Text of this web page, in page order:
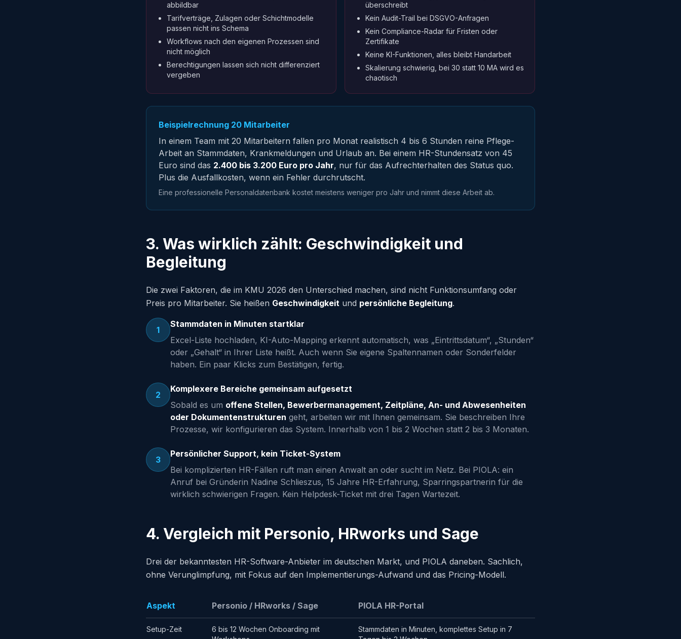
abbildbar
Tarifverträge, Zulagen oder Schichtmodelle
passen nicht ins Schema
Workflows nach den eigenen Prozessen sind
nicht möglich
Berechtigungen lassen sich nicht differenziert
vergeben
überschreibt
Kein Audit-Trail bei DSGVO-Anfragen
Kein Compliance-Radar für Fristen oder
Zertifikate
Keine KI-Funktionen, alles bleibt Handarbeit
Skalierung schwierig, bei 30 statt 10 MA wird es
chaotisch
Beispielrechnung 20 Mitarbeiter
In einem Team mit 20 Mitarbeitern fallen pro Monat realistisch 4 bis 6 Stunden reine Pflege-
Arbeit an Stammdaten, Krankmeldungen und Urlaub an. Bei einem HR-Stundensatz von 45
Euro sind das 2.400 bis 3.200 Euro pro Jahr, nur für das Aufrechterhalten des Status quo.
Plus die Ausfallkosten, wenn ein Fehler durchrutscht.
Eine professionelle Personaldatenbank kostet meistens weniger pro Jahr und nimmt diese Arbeit ab.
3. Was wirklich zählt: Geschwindigkeit und
Begleitung
Die zwei Faktoren, die im KMU 2026 den Unterschied machen, sind nicht Funktionsumfang oder
Preis pro Mitarbeiter. Sie heißen Geschwindigkeit und persönliche Begleitung.
1
Stammdaten in Minuten startklar
Excel-Liste hochladen, KI-Auto-Mapping erkennt automatisch, was „Eintrittsdatum“, „Stunden“
oder „Gehalt“ in Ihrer Liste heißt. Auch wenn Sie eigene Spaltennamen oder Sonderfelder
haben. Ein paar Klicks zum Bestätigen, fertig.
2
Komplexere Bereiche gemeinsam aufgesetzt
Sobald es um offene Stellen, Bewerbermanagement, Zeitpläne, An- und Abwesenheiten
oder Dokumentenstrukturen geht, arbeiten wir mit Ihnen gemeinsam. Sie beschreiben Ihre
Prozesse, wir konfigurieren das System. Innerhalb von 1 bis 2 Wochen statt 2 bis 3 Monaten.
3
Persönlicher Support, kein Ticket-System
Bei komplizierten HR-Fällen ruft man einen Anwalt an oder sucht im Netz. Bei PIOLA: ein
Anruf bei Gründerin Nadine Schlieszus, 15 Jahre HR-Erfahrung, Sparringspartnerin für die
wirklich schwierigen Fragen. Kein Helpdesk-Ticket mit drei Tagen Wartezeit.
4. Vergleich mit Personio, HRworks und Sage
Drei der bekanntesten HR-Software-Anbieter im deutschen Markt, und PIOLA daneben. Sachlich,
ohne Verunglimpfung, mit Fokus auf den Implementierungs-Aufwand und das Pricing-Modell.
Aspekt Personio / HRworks / Sage PIOLA HR-Portal
Setup-Zeit
6 bis 12 Wochen Onboarding mit
Stammdaten in Minuten, komplettes Setup in 7